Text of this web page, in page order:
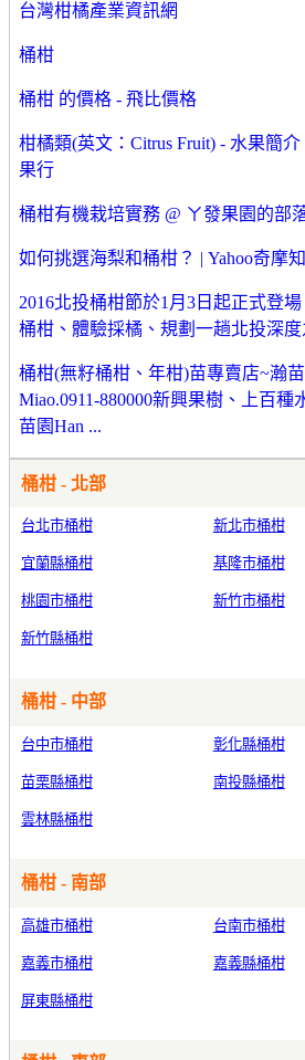
台灣柑橘產業資訊網
桶柑
桶柑 的價格 - 飛比價格
柑橘類(英文：Citrus Fruit) - 水果簡
果行
桶柑有機栽培實務 @ ㄚ發果園的部
如何挑選海梨和桶柑？ | Yahoo奇摩
2016北投桶柑節於1月3日起正式登
桶柑、體驗採橘、規劃一趟北投深度
桶柑(無籽桶柑、年柑)苗專賣店~瀚
Miao.0911-880000新興果樹、上百
苗園Han ...
桶柑 - 北部
台北市桶柑 新北市桶柑
宜蘭縣桶柑 基隆市桶柑
桃園市桶柑 新竹市桶柑
新竹縣桶柑
桶柑 - 中部
台中市桶柑 彰化縣桶柑
苗栗縣桶柑 南投縣桶柑
雲林縣桶柑
桶柑 - 南部
高雄市桶柑 台南市桶柑
嘉義市桶柑 嘉義縣桶柑
屏東縣桶柑